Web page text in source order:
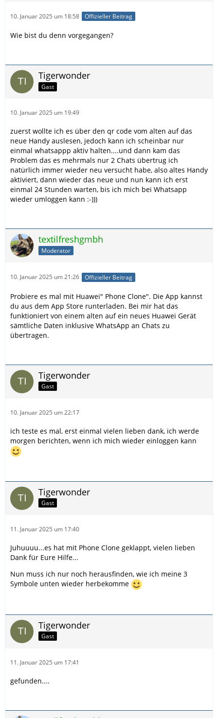
10. Januar 2025 um 18:58 Offizieller Beitrag
Wie bist du denn vorgegangen?
Tigerwonder
Gast
10. Januar 2025 um 19:49
zuerst wollte ich es über den qr code vom alten auf das
neue Handy auslesen, jedoch kann ich scheinbar nur
einmal whatsappp aktiv halten....und dann kam das
Problem das es mehrmals nur 2 Chats übertrug ich
natürlich immer wieder neu versucht habe, also altes Handy
aktiviert, dann wieder das neue und nun kann ich erst
einmal 24 Stunden warten, bis ich mich bei Whatsapp
wieder umloggen kann :-)))
textilfreshgmbh
Moderator
10. Januar 2025 um 21:26 Offizieller Beitrag
Probiere es mal mit Huawei" Phone Clone". Die App kannst
du aus dem App Store runterladen. Bei mir hat das
funktioniert von einem alten auf ein neues Huawei Gerät
sämtliche Daten inklusive WhatsApp an Chats zu
übertragen.
Tigerwonder
Gast
10. Januar 2025 um 22:17
ich teste es mal, erst einmal vielen lieben dank, ich werde
morgen berichten, wenn ich mich wieder einloggen kann
Tigerwonder
Gast
11. Januar 2025 um 17:40
Juhuuuu...es hat mit Phone Clone geklappt, vielen lieben
Dank für Eure Hilfe...
Nun muss ich nur noch herausfinden, wie ich meine 3
Symbole unten wieder herbekomme
Tigerwonder
Gast
11. Januar 2025 um 17:41
gefunden....